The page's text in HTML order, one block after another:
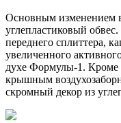
Основным изменением
углепластиковый
переднего сплиттера,
увеличенного
духе Формулы-1. Кроме
крышным
скромный декор из